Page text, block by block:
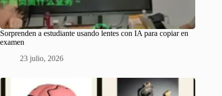
Sorprenden a estudiante usando lentes con IA para copiar en
examen
23 julio, 2026